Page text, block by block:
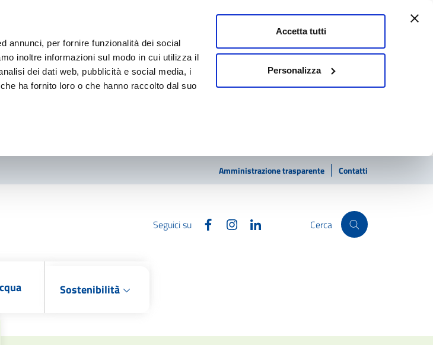
annunci, per fornire funzionalità dei social
inoltre informazioni sul modo in cui utilizza il
dei dati web, pubblicità e social media, i
ha fornito loro o che hanno raccolto dal suo
Accetta tutti
Personalizza
Amministrazione trasparente Contatti
Seguici su FacebookInstagram Cerca
Sostenibilità